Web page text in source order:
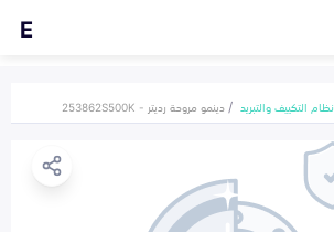
E
نظام التكييف والتبريد دينمو مروحة رديتر - 253862S500K